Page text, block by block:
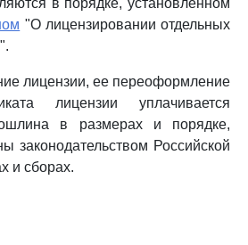
в порядке, установленном
"О лицензировании отдельных
лицензии, ее переоформление
лицензии уплачивается
в размерах и порядке,
законодательством Российской
и сборах.